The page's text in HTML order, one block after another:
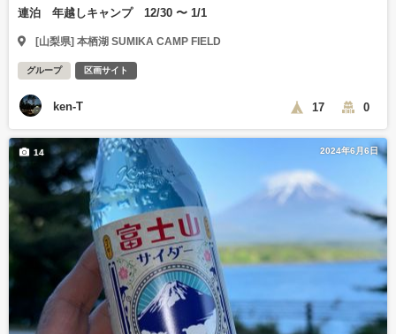
連泊 年越しキャンプ 12/30 〜 1/1
[山梨県] 本栖湖 SUMIKA CAMP FIELD
グループ 区画サイト
ken-T 17 0
2024年6月6日
14